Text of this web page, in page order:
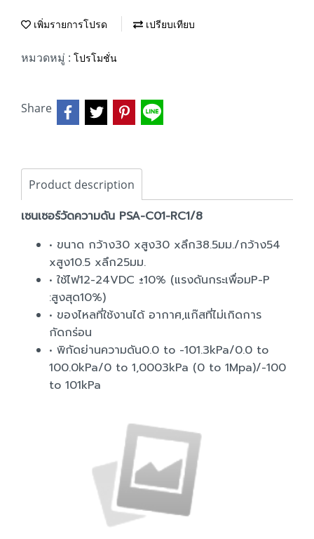
เพิ่มรายการโปรด เปรียบเทียบ
หมวดหมู่ : โปรโมชั่น
Share
Product description
เซนเซอร์วัดความดัน PSA-C01-RC1/8
• ขนาด กว้าง30 xสูง30 xลึก38.5มม./กว้าง54
xสูง10.5 xลึก25มม.
• ใช้ไฟ12-24VDC ±10% (แรงดันกระเพื่อมP-P
:สูงสุด10%)
• ของไหลที่ใช้งานได้ อากาศ,แก๊สที่ไม่เกิดการ
กัดกร่อน
• พิกัดย่านความดัน0.0 to -101.3kPa/0.0 to
100.0kPa/0 to 1,0003kPa (0 to 1Mpa)/-100
to 101kPa